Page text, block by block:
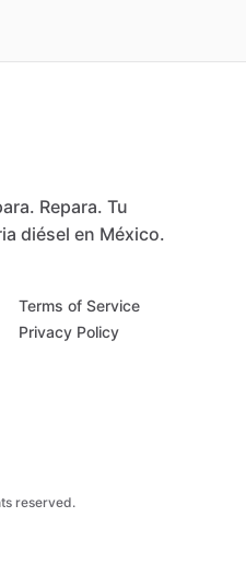
Repara. Tu
diésel en México.
reserved.
Terms of Service
Privacy Policy